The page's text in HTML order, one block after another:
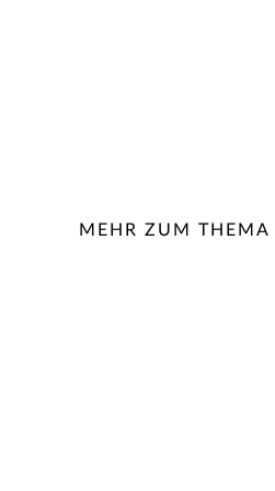
MEHR ZUM THEMA